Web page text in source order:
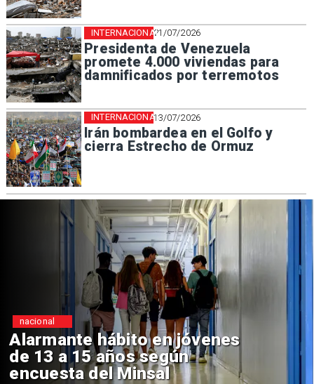
21/07/2026
Presidenta de Venezuela
promete 4.000 viviendas para
damnificados por terremotos
INTERNACIONAL
13/07/2026
Irán bombardea en el Golfo y
cierra Estrecho de Ormuz
INTERNACIONAL
Aprueban creación del Parque
Sebastián Piñera con inversión
de $4 mil millones
Regiones